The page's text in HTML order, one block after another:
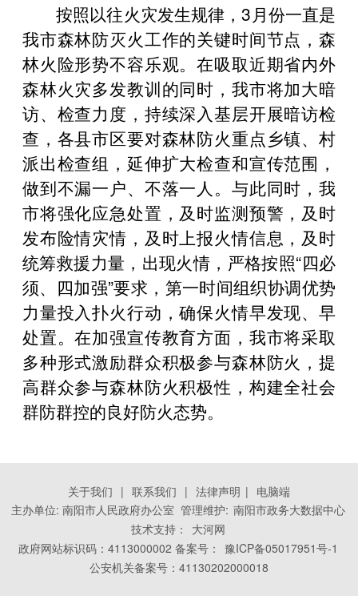
按照以往火灾发生规律，3月份一直是
我市森林防灭火工作的关键时间节点，森
林火险形势不容乐观。在吸取近期省内外
森林火灾多发教训的同时，我市将加大暗
访、检查力度，持续深入基层开展暗访检
查，各县市区要对森林防火重点乡镇、村
派出检查组，延伸扩大检查和宣传范围，
做到不漏一户、不落一人。与此同时，我
市将强化应急处置，及时监测预警，及时
发布险情灾情，及时上报火情信息，及时
统筹救援力量，出现火情，严格按照“四必
须、四加强”要求，第一时间组织协调优势
力量投入扑火行动，确保火情早发现、早
处置。在加强宣传教育方面，我市将采取
多种形式激励群众积极参与森林防火，提
高群众参与森林防火积极性，构建全社会
群防群控的良好防火态势。
关于我们 | 联系我们 | 法律声明 | 电脑端
主办单位: 南阳市人民政府办公室 管理维护: 南阳市政务大数据中心
技术支持：
大河网
政府网站标识码：4113000002 备案号： 豫ICP备05017951号-1
公安机关备案号：41130202000018